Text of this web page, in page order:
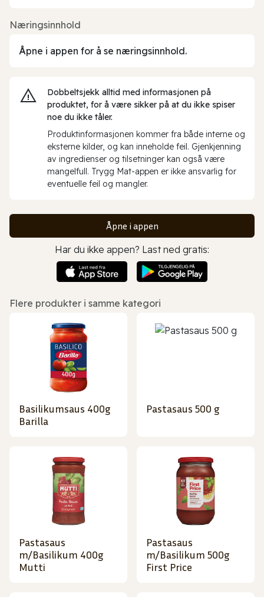
Næringsinnhold
Åpne i appen for å se næringsinnhold.
Dobbeltsjekk alltid med informasjonen på
produktet, for å være sikker på at du ikke spiser
noe du ikke tåler.
Produktinformasjonen kommer fra både interne og
eksterne kilder, og kan inneholde feil. Gjenkjenning
av ingredienser og tilsetninger kan også være
mangelfull. Trygg Mat-appen er ikke ansvarlig for
eventuelle feil og mangler.
Åpne i appen
Har du ikke appen? Last ned gratis:
Flere produkter i samme kategori
Basilikumsaus 400g
Barilla
Pastasaus 500 g
Pastasaus
m/Basilikum 400g
Mutti
Pastasaus
m/Basilikum 500g
First Price